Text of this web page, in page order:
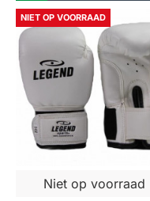
NIET OP VOORRAAD
Niet op voorraad